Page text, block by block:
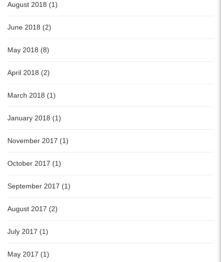
August 2018 (1)
June 2018 (2)
May 2018 (8)
April 2018 (2)
March 2018 (1)
January 2018 (1)
November 2017 (1)
October 2017 (1)
September 2017 (1)
August 2017 (2)
July 2017 (1)
May 2017 (1)